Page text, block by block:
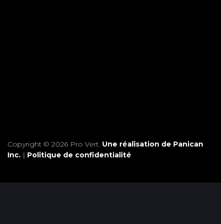
Copyright © 2026 Pro Vert. Une réalisation de Panican
Inc. | Politique de confidentialité